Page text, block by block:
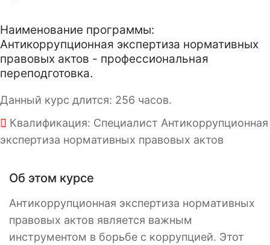
Наименование программы:
Антикоррупционная экспертиза нормативных
правовых актов - профессиональная
переподготовка.
Данный курс длится: 256 часов.
Квалификация: Специалист Антикоррупционная
экспертиза нормативных правовых актов
Об этом курсе
Антикоррупционная экспертиза нормативных
правовых актов является важным
инструментом в борьбе с коррупцией. Этот